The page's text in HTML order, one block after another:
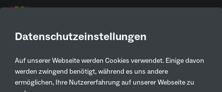
Datenschutzeinstellungen
Auf unserer Webseite werden Cookies verwendet. Einige davon
werden zwingend benötigt, während es uns andere
ermöglichen, Ihre Nutzererfahrung auf unserer Webseite zu
Aktuelles